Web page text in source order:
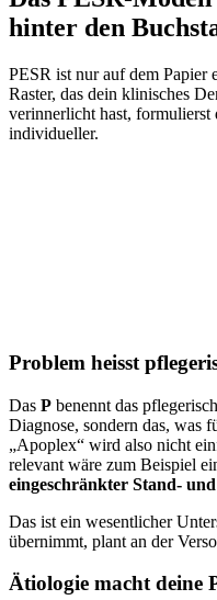
hinter den
PESR ist nur auf dem Papier
Raster, das dein klinisches
verinnerlicht hast, formulierst
individueller.
Problem heisst
Das P benennt das
Diagnose, sondern das, was
„Apoplex“ wird also nicht
relevant wäre zum Beispiel
eingeschränkter Stand-
Das ist ein wesentlicher
übernimmt, plant an der
Ätiologie macht deine